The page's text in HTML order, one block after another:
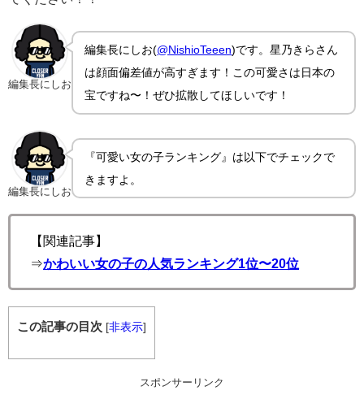
編集長にしお
編集長にしお(@NishioTeeen)です。星乃きらさん
は顔面偏差値が高すぎます！この可愛さは日本の
宝ですね〜！ぜひ拡散してほしいです！
編集長にしお
『可愛い女の子ランキング』は以下でチェックで
きますよ。
【関連記事】
⇒かわいい女の子の人気ランキング1位〜20位
この記事の目次 [非表示]
スポンサーリンク